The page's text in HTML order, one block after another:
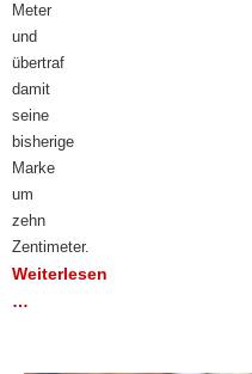
Meter
und
übertraf
damit
seine
bisherige
Marke
um
zehn
Zentimeter.
Weiterlesen
…